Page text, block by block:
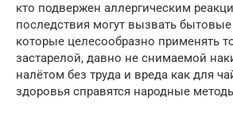
кто подвержен аллергическим
последствия могут вызвать бытовые
которые целесообразно применять
застарелой, давно не снимаемой
налётом без труда и вреда как для
здоровья справятся народные